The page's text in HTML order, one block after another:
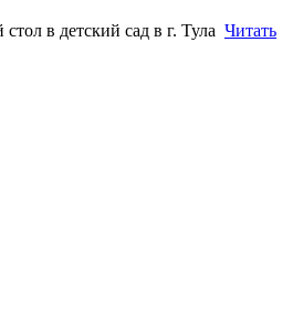
в детский сад в г. Тула Читать